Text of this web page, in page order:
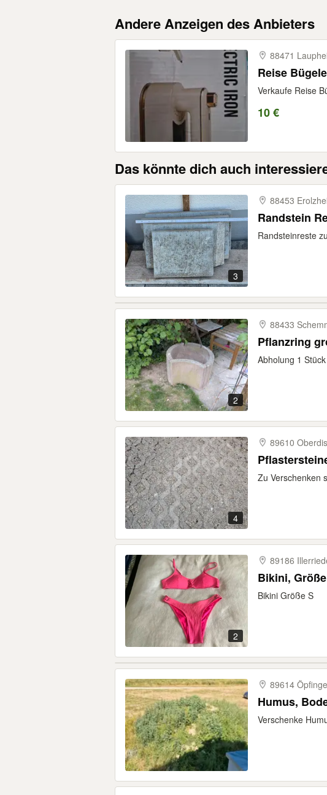
Andere Anzeigen des Anbieters
88471
Reise
Verkaufe Reise
10 €
Das könnte dich auch
3
88453
Randstein
Randsteinreste
2
88433
Pflanzring
Abholung 1 Stück
4
89610
Zu Verschenken
2
89186
Bikini,
Bikini Größe S
89614
Humus,
Verschenke